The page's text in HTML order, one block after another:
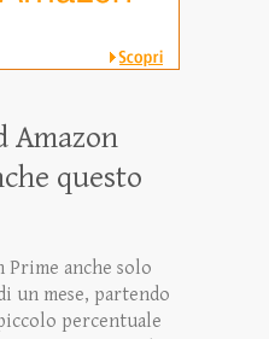
Amazon
questo
Prime anche solo
un mese, partendo
percentuale